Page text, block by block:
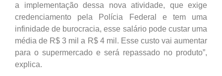
a implementação dessa nova atividade, que exige
credenciamento pela Polícia Federal e tem uma
infinidade de burocracia, esse salário pode custar uma
média de R$ 3 mil a R$ 4 mil. Esse custo vai aumentar
para o supermercado e será repassado no produto”,
explica.